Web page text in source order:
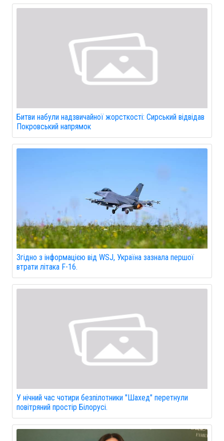
Битви набули надзвичайної жорсткості: Сирський відвідав
Покровський напрямок
Згідно з інформацією від WSJ, Україна зазнала першої
втрати літака F-16.
У нічний час чотири безпілотники "Шахед" перетнули
повітряний простір Білорусі.